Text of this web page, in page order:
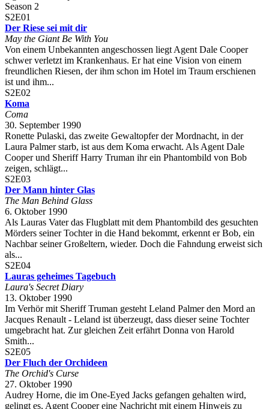
Season 2
S2E01
Der Riese sei mit dir
May the Giant Be With You
Von einem Unbekannten angeschossen liegt Agent Dale Cooper
schwer verletzt im Krankenhaus. Er hat eine Vision von einem
freundlichen Riesen, der ihm schon im Hotel im Traum erschienen
ist und ihm...
S2E02
Koma
Coma
30. September 1990
Ronette Pulaski, das zweite Gewaltopfer der Mordnacht, in der
Laura Palmer starb, ist aus dem Koma erwacht. Als Agent Dale
Cooper und Sheriff Harry Truman ihr ein Phantombild von Bob
zeigen, schlägt...
S2E03
Der Mann hinter Glas
The Man Behind Glass
6. Oktober 1990
Als Lauras Vater das Flugblatt mit dem Phantombild des gesuchten
Mörders seiner Tochter in die Hand bekommt, erkennt er Bob, ein
Nachbar seiner Großeltern, wieder. Doch die Fahndung erweist sich
als...
S2E04
Lauras geheimes Tagebuch
Laura's Secret Diary
13. Oktober 1990
Im Verhör mit Sheriff Truman gesteht Leland Palmer den Mord an
Jacques Renault - Leland ist überzeugt, dass dieser seine Tochter
umgebracht hat. Zur gleichen Zeit erfährt Donna von Harold
Smith...
S2E05
Der Fluch der Orchideen
The Orchid's Curse
27. Oktober 1990
Audrey Horne, die im One-Eyed Jacks gefangen gehalten wird,
gelingt es, Agent Cooper eine Nachricht mit einem Hinweis zu